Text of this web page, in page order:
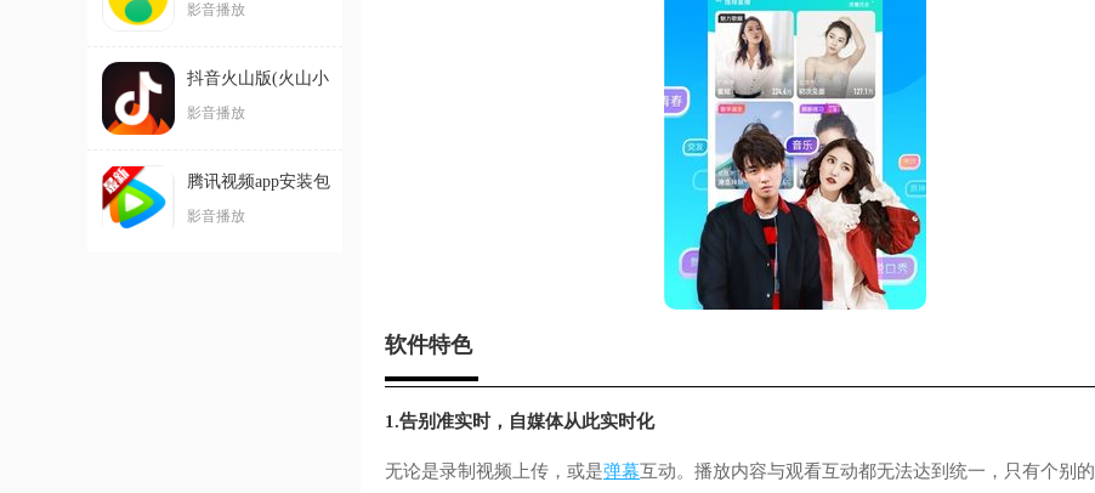
影音播放
抖音火山版(火山小
视频)最新版
影音播放
腾讯视频app安装包
官方正版
影音播放
软件特色
1.告别准实时，自媒体从此实时化
无论是录制视频上传，或是弹幕互动。播放内容与观看互动都无法达到统一，只有个别的